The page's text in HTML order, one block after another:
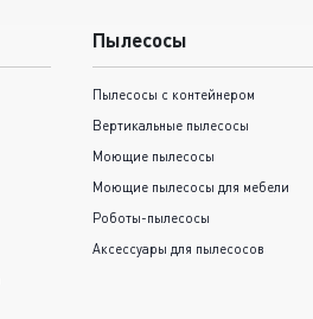
Пылесосы
Пылесосы с контейнером
Вертикальные пылесосы
Моющие пылесосы
Моющие пылесосы для мебели
Роботы-пылесосы
Аксессуары для пылесосов